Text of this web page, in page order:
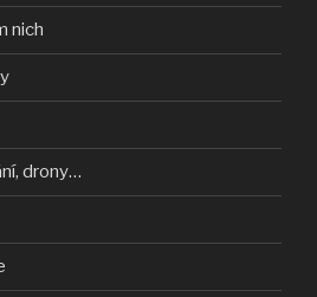
nich
drony…